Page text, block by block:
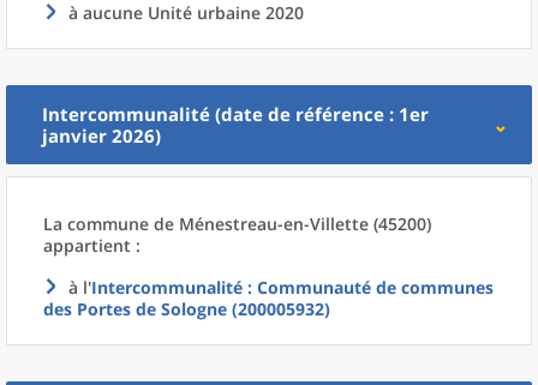
à aucune Unité urbaine 2020
Intercommunalité (date de référence : 1er
janvier 2026)
La commune de Ménestreau-en-Villette (45200)
appartient :
à l'Intercommunalité : Communauté de communes
des Portes de Sologne (200005932)